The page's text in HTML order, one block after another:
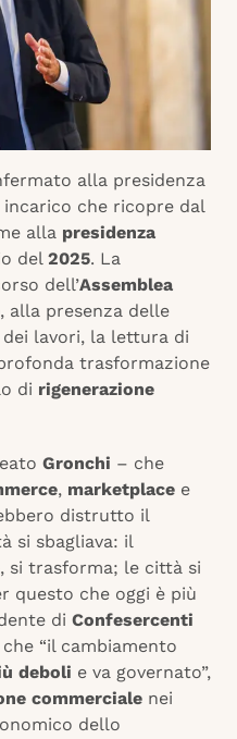
alla presidenza
incarico che ricopre dal
alla presidenza
del 2025. La
dell’Assemblea
, alla presenza delle
lavori, la lettura di
trasformazione
di rigenerazione
Gronchi – che
, marketplace e
distrutto il
si sbagliava: il
si trasforma; le città si
questo che oggi è più
di Confesercenti
“il cambiamento
deboli e va governato”,
commerciale nei
dello